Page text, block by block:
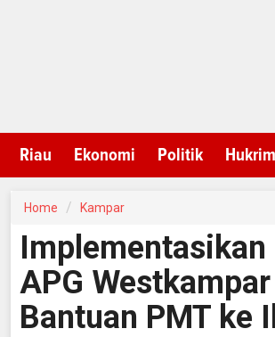
Riau Ekonomi Politik Hukrim
Home Kampar
Implementasikan
APG
Bantuan PMT ke